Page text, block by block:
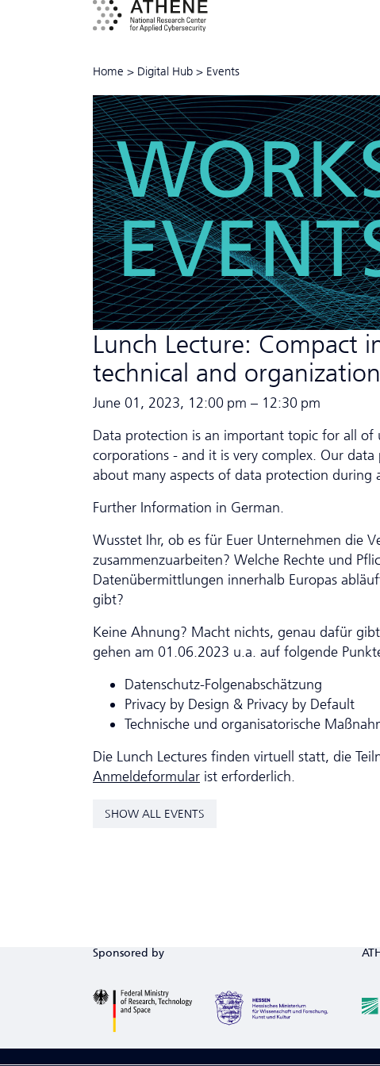
Home > Digital Hub > Events
Lunch Lecture:
technical and
June 01, 2023, 12:00 pm – 12:30 pm
Data protection is an important topic for all of
corporations - and it is very complex. Our
about many aspects of data protection during
Further Information in German.
Wusstet Ihr, ob es für Euer Unternehmen die
zusammenzuarbeiten? Welche Rechte und
Datenübermittlungen innerhalb Europas
gibt?
Keine Ahnung? Macht nichts, genau dafür
gehen am 01.06.2023 u.a. auf folgende
Da­ten­schutz-Folgenabschätzung
Privacy by Design & Privacy by Default
Technische und organisatorische
Die Lunch Lectures finden virtuell statt, die
Anmeldeformular ist erforderlich.
SHOW ALL EVENTS
Sponsored by